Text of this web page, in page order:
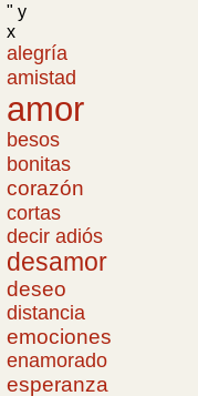
" y
x
alegría
amistad
amor
besos
bonitas
corazón
cortas
decir adiós
desamor
deseo
distancia
emociones
enamorado
esperanza